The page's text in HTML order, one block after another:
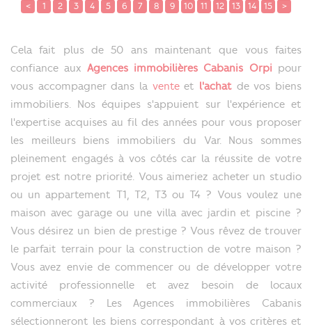
< 1 2 3 4 5 6 7 8 9 10 11 12 13 14 15 >
Cela fait plus de 50 ans maintenant que vous faites
confiance aux Agences immobilières Cabanis Orpi pour
vous accompagner dans la vente et l'achat de vos biens
immobiliers. Nos équipes s'appuient sur l'expérience et
l'expertise acquises au fil des années pour vous proposer
les meilleurs biens immobiliers du Var. Nous sommes
pleinement engagés à vos côtés car la réussite de votre
projet est notre priorité. Vous aimeriez acheter un studio
ou un appartement T1, T2, T3 ou T4 ? Vous voulez une
maison avec garage ou une villa avec jardin et piscine ?
Vous désirez un bien de prestige ? Vous rêvez de trouver
le parfait terrain pour la construction de votre maison ?
Vous avez envie de commencer ou de développer votre
activité professionnelle et avez besoin de locaux
commerciaux ? Les Agences immobilières Cabanis
sélectionneront les biens correspondant à vos critères et